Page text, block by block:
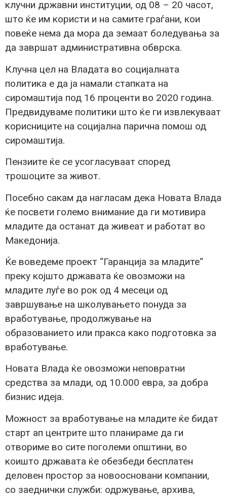
клучни државни институции, од 08 – 20 часот,
што ќе им користи и на самите граѓани, кои
повеќе нема да мора да земаат боледувања за
да завршат административна обврска.
Клучна цел на Владата во социјалната
политика е да ја намали стапката на
сиромаштија под 16 проценти во 2020 година.
Предвидуваме политики што ќе ги извлекуваат
корисниците на социјална парична помош од
сиромаштија.
Пензиите ќе се усогласуваат според
трошоците за живот.
Посебно сакам да нагласам дека Новата Влада
ќе посвети големо внимание да ги мотивира
младите да останат да живеат и работат во
Македонија.
Ќе воведеме проект “Гаранција за младите“
преку којшто државата ќе овозможи на
младите луѓе во рок од 4 месеци од
завршување на школувањето понуда за
вработување, продолжување на
образованието или пракса како подготовка за
вработување.
Новата Влада ќе овозможи неповратни
средства за млади, од 10.000 евра, за добра
бизнис идеја.
Можност за вработување на младите ќе бидат
старт ап центрите што планираме да ги
отвориме во сите поголеми општини, во
коишто државата ќе обезбеди бесплатен
деловен простор за новоосновани компании,
со заеднички служби: одржување, архива,